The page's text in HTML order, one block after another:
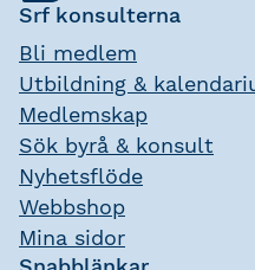
Srf konsulterna
Bli medlem
Utbildning &
Medlemskap
Sök byrå & konsult
Nyhetsflöde
Webbshop
Mina sidor